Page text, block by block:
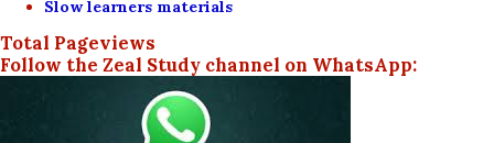
Slow learners materials
Total Pageviews
Follow the Zeal Study channel on WhatsApp: